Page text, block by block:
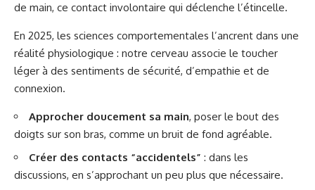
de main, ce contact involontaire qui déclenche l’étincelle.
En 2025, les sciences comportementales l’ancrent dans une
réalité physiologique : notre cerveau associe le toucher
léger à des sentiments de sécurité, d’empathie et de
connexion.
Approcher doucement sa main, poser le bout des
doigts sur son bras, comme un bruit de fond agréable.
Créer des contacts “accidentels” : dans les
discussions, en s’approchant un peu plus que nécessaire.